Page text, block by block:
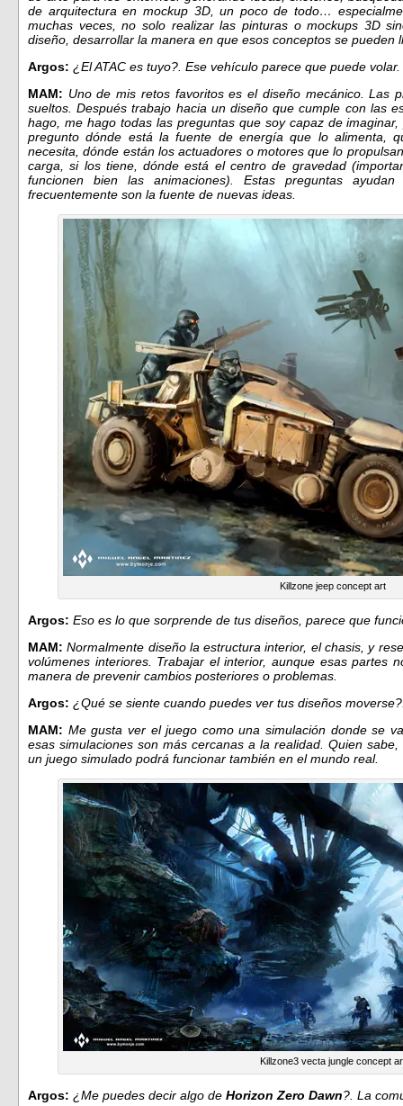
de arquitectura en mockup 3D, un poco de todo…
muchas veces, no solo realizar las pinturas o mockups 3D
diseño, desarrollar la manera en que esos conceptos se pueden
Argos: ¿El ATAC es tuyo?. Ese vehículo parece que puede volar.
MAM: Uno de mis retos favoritos es el diseño mecánico. Las
sueltos. Después trabajo hacia un diseño que cumple con las
hago, me hago todas las preguntas que soy capaz de
pregunto dónde está la fuente de energía que lo alimenta,
necesita, dónde están los actuadores o motores que lo
carga, si los tiene, dónde está el centro de gravedad
funcionen bien las animaciones). Estas preguntas
frecuentemente son la fuente de nuevas ideas.
Killzone jeep concept art
Argos: Eso es lo que sorprende de tus diseños, parece que
MAM: Normalmente diseño la estructura interior, el chasis, y
volúmenes interiores. Trabajar el interior, aunque esas partes
manera de prevenir cambios posteriores o problemas.
Argos: ¿Qué se siente cuando puedes ver tus diseños
MAM: Me gusta ver el juego como una simulación donde se
esas simulaciones son más cercanas a la realidad. Quien
un juego simulado podrá funcionar también en el mundo real.
Killzone3 vecta jungle concept
Argos: ¿Me puedes decir algo de Horizon Zero Dawn?. La